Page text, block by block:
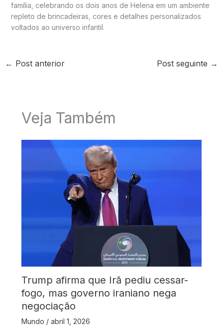
família, celebrando os dois anos de Helena em um ambiente
repleto de brincadeiras, cores e detalhes personalizados
voltados ao universo infantil.
← Post anterior Post seguinte →
Veja Também
Trump afirma que Irã pediu cessar-
fogo, mas governo iraniano nega
negociação
Mundo / abril 1, 2026